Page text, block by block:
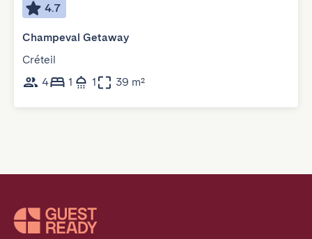
4.7
Champeval Getaway
Créteil
4
1 1 39 m²